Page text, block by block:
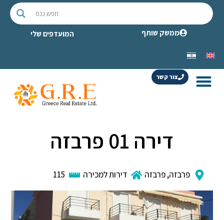
ממשק שותף המועדפים שלי
צור קשר
דירה 01 פרבזה
פרבזה,פרבזה דירות למכירה 115